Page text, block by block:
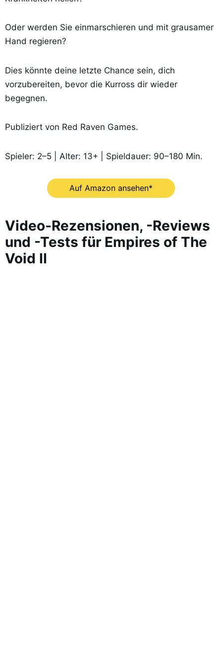
Oder werden Sie einmarschieren und mit grausamer
Hand regieren?
Dies könnte deine letzte Chance sein, dich
vorzubereiten, bevor die Kurross dir wieder
begegnen.
Publiziert von Red Raven Games.
Spieler: 2–5 | Alter: 13+ | Spieldauer: 90–180 Min.
Auf Amazon ansehen*
Video-Rezensionen, -Reviews
und -Tests für Empires of The
Void II